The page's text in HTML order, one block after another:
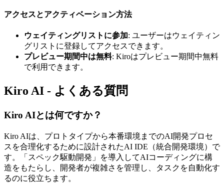
アクセスとアクティベーション方法
ウェイティングリストに参加: ユーザーはウェイティン
グリストに登録してアクセスできます。
プレビュー期間中は無料: Kiroはプレビュー期間中無料
で利用できます。
Kiro AI - よくある質問
Kiro AIとは何ですか？
Kiro AIは、プロトタイプから本番環境までのAI開発プロセ
スを合理化するために設計されたAI IDE（統合開発環境）で
す。「スペック駆動開発」を導入してAIコーディングに構
造をもたらし、開発者が複雑さを管理し、タスクを自動化す
るのに役立ちます。